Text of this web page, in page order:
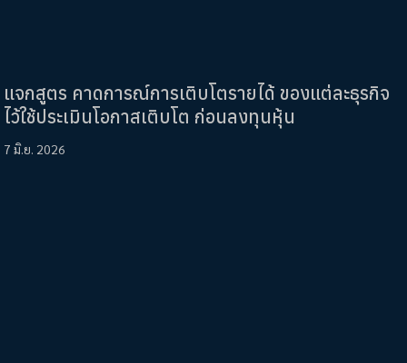
แจกสูตร คาดการณ์การเติบโตรายได้ ของแต่ละธุรกิจ
ไว้ใช้ประเมินโอกาสเติบโต ก่อนลงทุนหุ้น
7 มิ.ย. 2026